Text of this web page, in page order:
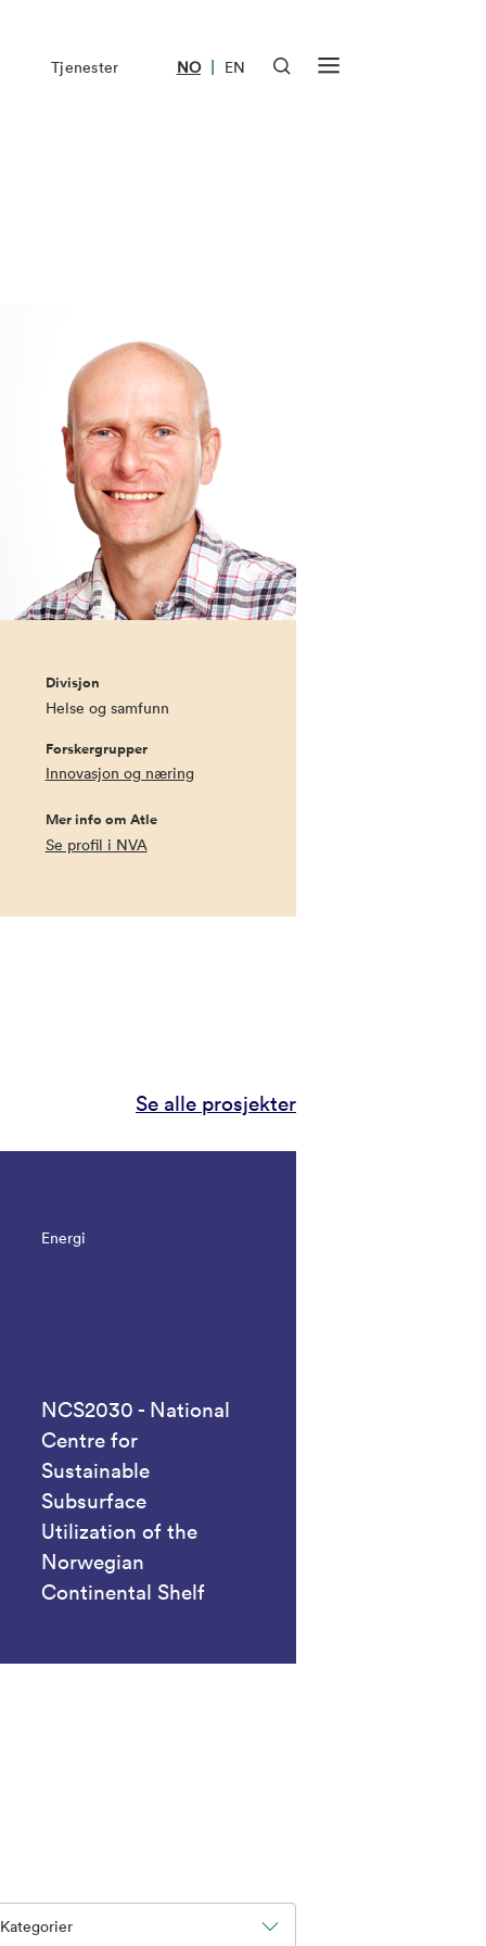
Tjenester NO | EN
Divisjon
Helse og samfunn
Forskergrupper
Innovasjon og næring
Mer info om Atle
Se profil i NVA
Se alle prosjekter
Energi
NCS2030 - National
Centre for
Sustainable
Subsurface
Utilization of the
Norwegian
Continental Shelf
Kategorier